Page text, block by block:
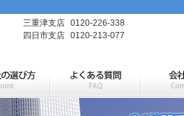
三重津支店 0120-226-338
四日市支店 0120-213-077